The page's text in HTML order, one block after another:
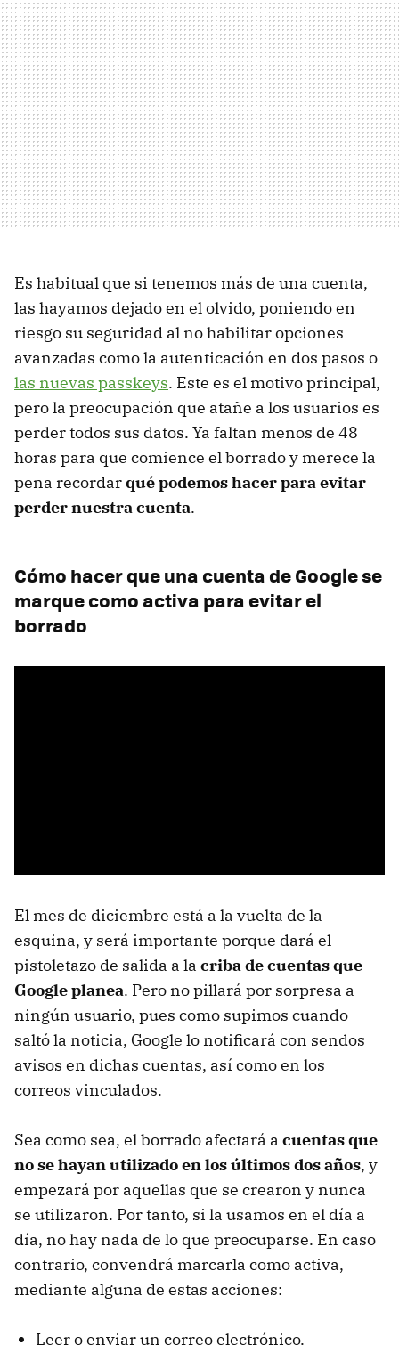
Es habitual que si tenemos más de una cuenta,
las hayamos dejado en el olvido, poniendo en
riesgo su seguridad al no habilitar opciones
avanzadas como la autenticación en dos pasos o
las nuevas passkeys. Este es el motivo principal,
pero la preocupación que atañe a los usuarios es
perder todos sus datos. Ya faltan menos de 48
horas para que comience el borrado y merece la
pena recordarqué podemos hacer para evitar
perder nuestra cuenta.
Cómo hacer que una cuenta de Google se
marque como activa para evitar el
borrado
El mes de diciembre está a la vuelta de la
esquina, y será importante porque dará el
pistoletazo de salida a la criba de cuentas que
Google planea. Pero no pillará por sorpresa a
ningún usuario, pues como supimos cuando
saltó la noticia, Google lo notificará con sendos
avisos en dichas cuentas, así como en los
correos vinculados.
Sea como sea, el borrado afectará a cuentas que
no se hayan utilizado en los últimos dos años, y
empezará por aquellas que se crearon y nunca
se utilizaron. Por tanto, si la usamos en el día a
día, no hay nada de lo que preocuparse. En caso
contrario, convendrá marcarla como activa,
mediante alguna de estas acciones:
Leer o enviar un correo electrónico.